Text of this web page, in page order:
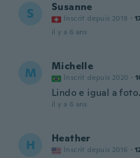
S Susanne
Inscrit depuis 2019 ·
il y a 6 ans
M Michelle
Inscrit depuis 2020 ·
Lindo e igual a
il y a 6 ans
H Heather
Inscrit depuis 2016 ·